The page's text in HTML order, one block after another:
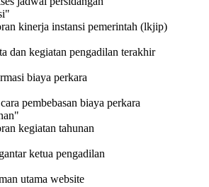
kinerja instansi pemerintah (lkjip)
dan kegiatan pengadilan terakhir
biaya perkara
pembebasan biaya perkara
kegiatan tahunan
ketua pengadilan
utama website